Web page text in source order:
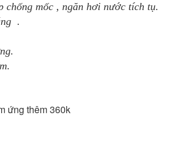
chống mốc , ngăn hơi nước tích tụ.
.
ứng thêm 360k